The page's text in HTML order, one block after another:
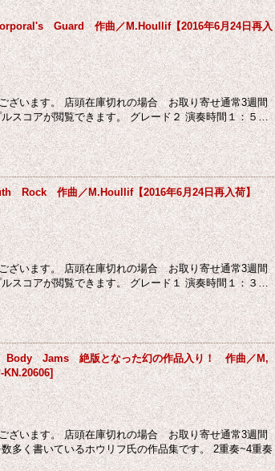
Guard 作曲／M.Houllif【2016年6月24日再入
ざいます。 店頭在庫切れの場合 お取り寄せ通常3週間
スコアが閲覧できます。 グレード２ 演奏時間１：５…
Rock 作曲／M.Houllif【2016年6月24日再入荷】
ざいます。 店頭在庫切れの場合 お取り寄せ通常3週間
スコアが閲覧できます。 グレード１ 演奏時間１：３…
Body Jams 絶版となった幻の作品入り！ 作曲／M,
KN.20606]
ざいます。 店頭在庫切れの場合 お取り寄せ通常3週間
多く書いているホウリフ氏の作品集です。 2重奏~4重奏